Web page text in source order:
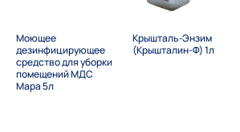
Моющее
дезинфицирующее
средство для уборки
помещений МДС
Мара 5л
Крышталь-Энзим
(Крышталин-Ф) 1л